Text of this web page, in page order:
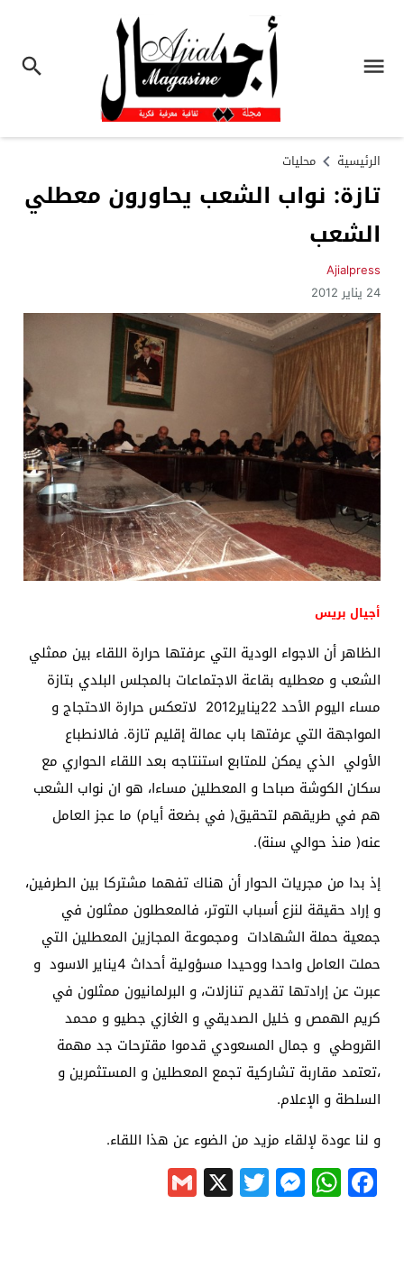
الرئيسية محليات
تازة: نواب الشعب يحاورون معطلي
الشعب
Ajialpress
24 يناير 2012
أجيال بريس
الظاهر أن الاجواء الودية التي عرفتها حرارة اللقاء بين ممثلي
الشعب و معطليه بقاعة الاجتماعات بالمجلس البلدي بتازة
مساء اليوم الأحد 22يناير2012 لاتعكس حرارة الاحتجاج و
المواجهة التي عرفتها باب عمالة إقليم تازة. فالانطباع
الأولي الذي يمكن للمتابع استنتاجه بعد اللقاء الحواري مع
سكان الكوشة صباحا و المعطلين مساءا، هو ان نواب الشعب
هم في طريقهم لتحقيق( في بضعة أيام) ما عجز العامل
عنه( منذ حوالي سنة).
إذ بدا من مجريات الحوار أن هناك تفهما مشتركا بين الطرفين،
و إراد حقيقة لنزع أسباب التوتر، فالمعطلون ممثلون في
جمعية حملة الشهادات ومجموعة المجازين المعطلين التي
حملت العامل واحدا ووحيدا مسؤولية أحداث 4يناير الاسود و
عبرت عن إرادتها تقديم تنازلات، و البرلمانيون ممثلون في
كريم الهمص و خليل الصديقي و الغازي جطيو و محمد
القروطي و جمال المسعودي قدموا مقترحات جد مهمة
،تعتمد مقاربة تشاركية تجمع المعطلين و المستثمرين و
السلطة و الإعلام.
و لنا عودة لإلقاء مزيد من الضوء عن هذا اللقاء.
Facebook
WhatsApp
Messenger
Twitter
X